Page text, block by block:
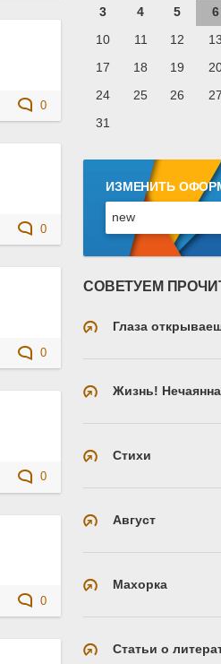
0
0
0
0
0
3
4 5 6
10
11 12 13
17
18 19
24
25 26 27
31
ИЗМЕНИТЬ
СОВЕТУЕМ
Глаза
Жизнь!
Стихи
Август
Махорка
Статьи о